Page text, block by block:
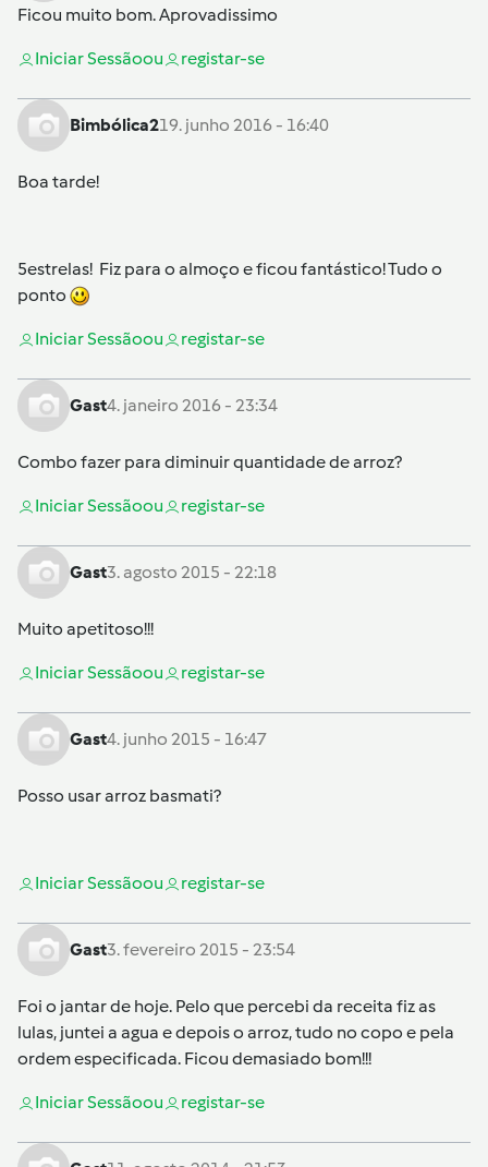
Ficou muito bom. Aprovadissimo
Iniciar Sessãoou registar-se
Bimbólica219. junho 2016 - 16:40
Boa tarde!
5estrelas! Fiz para o almoço e ficou fantástico! Tudo o
ponto
Iniciar Sessãoou registar-se
Gast4. janeiro 2016 - 23:34
Combo fazer para diminuir quantidade de arroz?
Iniciar Sessãoou registar-se
Gast3. agosto 2015 - 22:18
Muito apetitoso!!!
Iniciar Sessãoou registar-se
Gast4. junho 2015 - 16:47
Posso usar arroz basmati?
Iniciar Sessãoou registar-se
Gast3. fevereiro 2015 - 23:54
Foi o jantar de hoje. Pelo que percebi da receita fiz as
lulas, juntei a agua e depois o arroz, tudo no copo e pela
ordem especificada. Ficou demasiado bom!!!
Iniciar Sessãoou registar-se